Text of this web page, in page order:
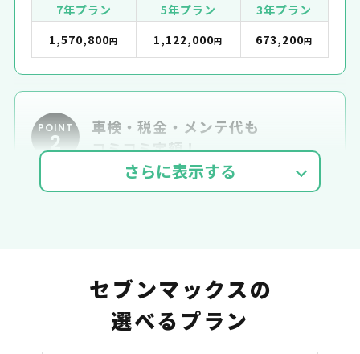
7年プラン 5年プラン
3年プラン
1,570,800円 1,122,000円 673,200円
POINT
2
車検・税金・メンテ代も
コミコミ定額！
セブンマックスの
選べるプラン